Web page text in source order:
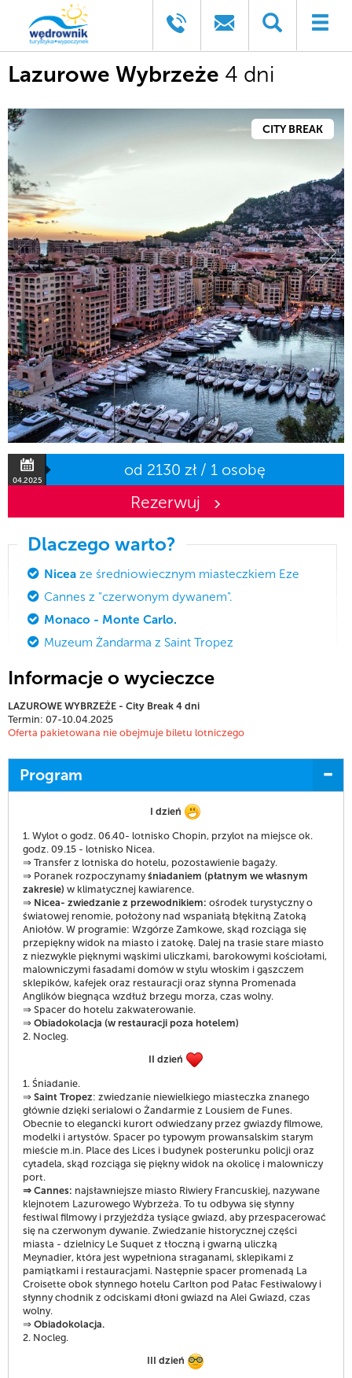
Lazurowe Wybrzeże 4 dni
CITY BREAK
od 2130 zł / 1 osobę
04.2025
Rezerwuj
Dlaczego warto?
Nicea ze średniowiecznym miasteczkiem Eze
Cannes z "czerwonym dywanem".
Monaco - Monte Carlo.
Muzeum Żandarma z Saint Tropez
Informacje o wycieczce
LAZUROWE WYBRZEŻE - City Break 4 dni
Termin: 07-10.04.2025
Oferta pakietowana nie obejmuje biletu lotniczego
Program
I dzień
1. Wylot o godz. 06.40- lotnisko Chopin, przylot na miejsce ok.
godz. 09.15 - lotnisko Nicea.
⇒ Transfer z lotniska do hotelu, pozostawienie bagaży.
⇒ Poranek rozpoczynamyśniadaniem (płatnym we własnym
zakresie) w klimatycznej kawiarence.
⇒ Nicea- zwiedzanie z przewodnikiem: ośrodek turystyczny o
światowej renomie, położony nad wspaniałą błękitną Zatoką
Aniołów. W programie: Wzgórze Zamkowe, skąd rozciąga się
przepiękny widok na miasto i zatokę. Dalej na trasie stare miasto
z niezwykle pięknymi wąskimi uliczkami, barokowymi kościołami,
malowniczymi fasadami domów w stylu włoskim i gąszczem
sklepików, kafejek oraz restauracji oraz słynna Promenada
Anglików biegnąca wzdłuż brzegu morza, czas wolny.
⇒ Spacer do hotelu zakwaterowanie.
⇒ Obiadokolacja (w restauracji poza hotelem)
2. Nocleg.
II dzień
1. Śniadanie.
⇒ Saint Tropez: zwiedzanie niewielkiego miasteczka znanego
głównie dzięki serialowi o Żandarmie z Lousiem de Funes.
Obecnie to elegancki kurort odwiedzany przez gwiazdy filmowe,
modelki i artystów. Spacer po typowym prowansalskim starym
mieście m.in. Place des Lices i budynek posterunku policji oraz
cytadela, skąd rozciąga się piękny widok na okolicę i malowniczy
port.
⇒ Cannes: najsławniejsze miasto Riwiery Francuskiej, nazywane
klejnotem Lazurowego Wybrzeża. To tu odbywa się słynny
festiwal filmowy i przyjeżdża tysiące gwiazd, aby przespacerować
się na czerwonym dywanie. Zwiedzanie historycznej części
miasta - dzielnicy Le Suquet z tłoczną i gwarną uliczką
Meynadier, która jest wypełniona straganami, sklepikami z
pamiątkami i restauracjami. Następnie spacer promenadą La
Croisette obok słynnego hotelu Carlton pod Pałac Festiwalowy i
słynny chodnik z odciskami dłoni gwiazd na Alei Gwiazd, czas
wolny.
⇒ Obiadokolacja.
2. Nocleg.
III dzień